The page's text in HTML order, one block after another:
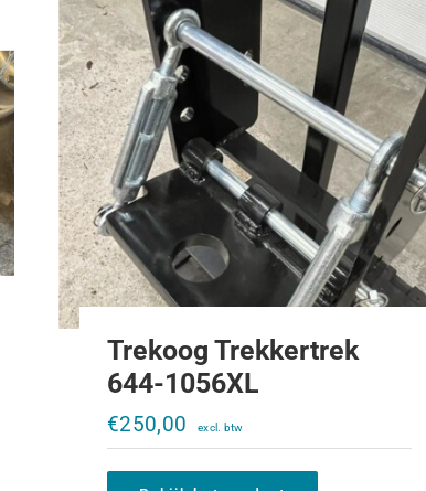
Trekoog Trekkertrek
644-1056XL
€250,00
Klapbare trekpen
€10,00